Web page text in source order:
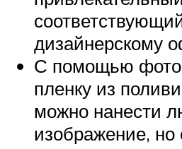
дизайнерскому
С помощью
пленку из
можно нанести
изображение, но